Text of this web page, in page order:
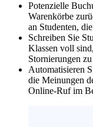
Potenzielle
Warenkörbe
an Studenten,
Schreiben Sie
Klassen voll
Stornierungen
Automatisieren
die Meinungen
Online-Ruf im